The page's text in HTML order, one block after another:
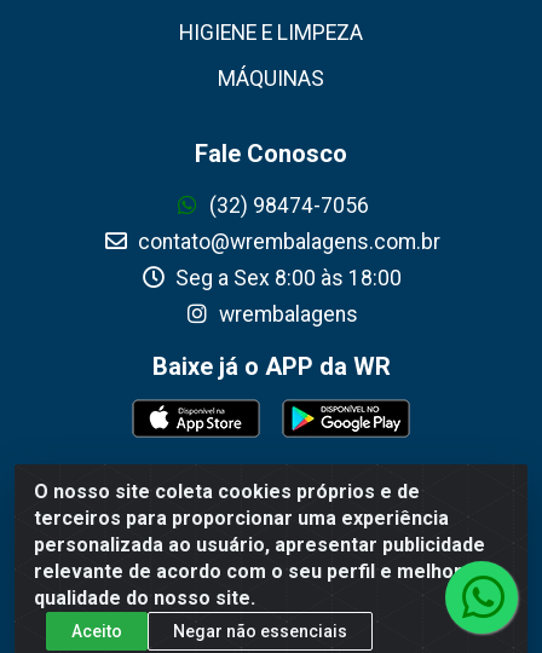
O nosso site coleta cookies próprios e de
terceiros para proporcionar uma experiência
personalizada ao usuário, apresentar publicidade
relevante de acordo com o seu perfil e melhorar a
qualidade do nosso site.
Aceito Negar não essenciais
HIGIENE E LIMPEZA
MÁQUINAS
Fale Conosco
(32) 98474-7056
contato@wrembalagens.com.br
Seg a Sex 8:00 às 18:00
wrembalagens
Baixe já o APP da WR
WR Embalagens - R. Cel. Teodoro Gomes de Araújo, 1360 -
Grogotó - Barbacena / MG - CEP 36202-628 - CNPJ
02.692.206/0001-55